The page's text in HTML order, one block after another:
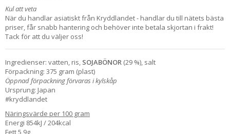
Kul att veta
När du handlar asiatiskt från Kryddlandet - handlar du till nätets bästa
priser, får snabb hantering och behöver inte betala skjortan i frakt!
Tack för att du väljer oss!
Ingredienser: vatten, ris, SOJABÖNOR (29 %), salt
Förpackning: 375 gram (plast)
Öppnad förpackning förvaras i kylskåp
Ursprung: Japan
#kryddlandet
Näringsvärde per 100 gram
Energi 854kJ / 204kcal
Fett 5,9g